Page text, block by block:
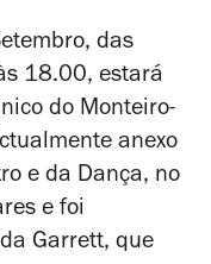
das
18.00, estará
do Monteiro-
anexo
e da Dança, no
e foi
Garrett, que